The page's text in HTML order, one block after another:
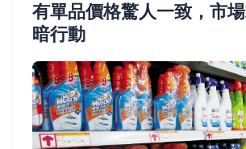
有單品價格驚人一致，市
暗行動